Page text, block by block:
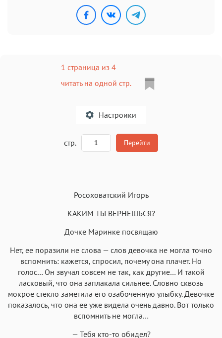
1 страница из 4
читать на одной стр.
Настроики
Аа
Roboto
Аа
Garamond
Аа
Fira Sans
Аа
Times
Аа
Iowan
Аа
San Francisco Аа
SF Serif Аа
New York
Аа Аа
стр. Перейти
Росоховатский Игорь
КАКИМ ТЫ ВЕРНЕШЬСЯ?
Дочке Маринке посвящаю
Нет, ее поразили не слова — слов девочка не могла точно
вспомнить: кажется, спросил, почему она плачет. Но
голос… Он звучал совсем не так, как другие… И такой
ласковый, что она заплакала сильнее. Словно сквозь
мокрое стекло заметила его озабоченную улыбку. Девочке
показалось, что она ее уже видела очень давно. Вот только
вспомнить не могла…
— Тебя кто-то обидел?